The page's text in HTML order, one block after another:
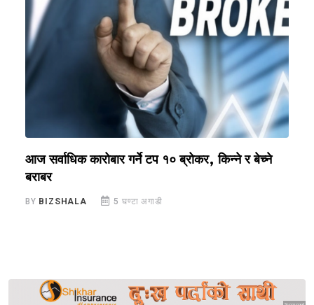
आज सर्वाधिक कारोबार गर्ने टप १० ब्रोकर, किन्ने र बेच्ने
बराबर
BY BIZSHALA 5 घण्टा अगाडी